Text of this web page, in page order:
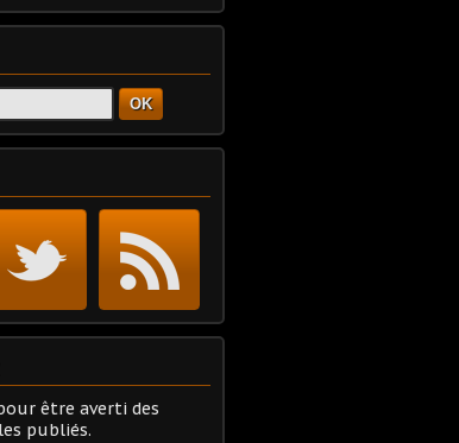
OK
être averti des
publiés.